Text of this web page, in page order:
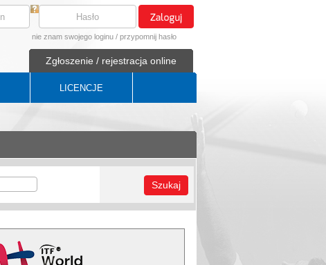
nie znam swojego loginu / przypomnij hasło
Zgłoszenie / rejestracja online
LICENCJE
Szukaj